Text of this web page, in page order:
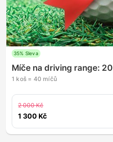
35% Sleva
Míče na driving range:
1 koš = 40 míčů
2 000 Kč
1 300 Kč